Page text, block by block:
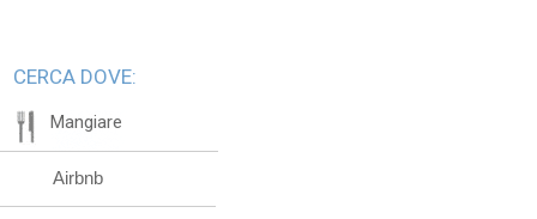
CERCA DOVE:
Mangiare
Airbnb